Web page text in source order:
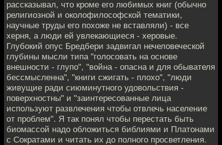
рассказывал, что кроме его любимых книг (обычно
религиозной и околофилософской тематики,
научные труды его похоже не вставляли) - все
херня, а люди ей увлекающиеся - херовые.
Глубокий опус Бредбери задвигал нечеловеческой
глубины мысли типа "голосовать на основе
внешности - глупо", "война - опасна и для обывателя
бессмысленна", "книги сжигать - плохо", "люди
живущие ради сиюминутного удовольствия -
поверхностны" и "заинтересованные лица
используют развлечения чтобы отвлечь население
от проблем". Я так понял чтобы перестать быть
биомассой надо обложиться библиями и Платонами
с Сократами и читать их до полного просветления.